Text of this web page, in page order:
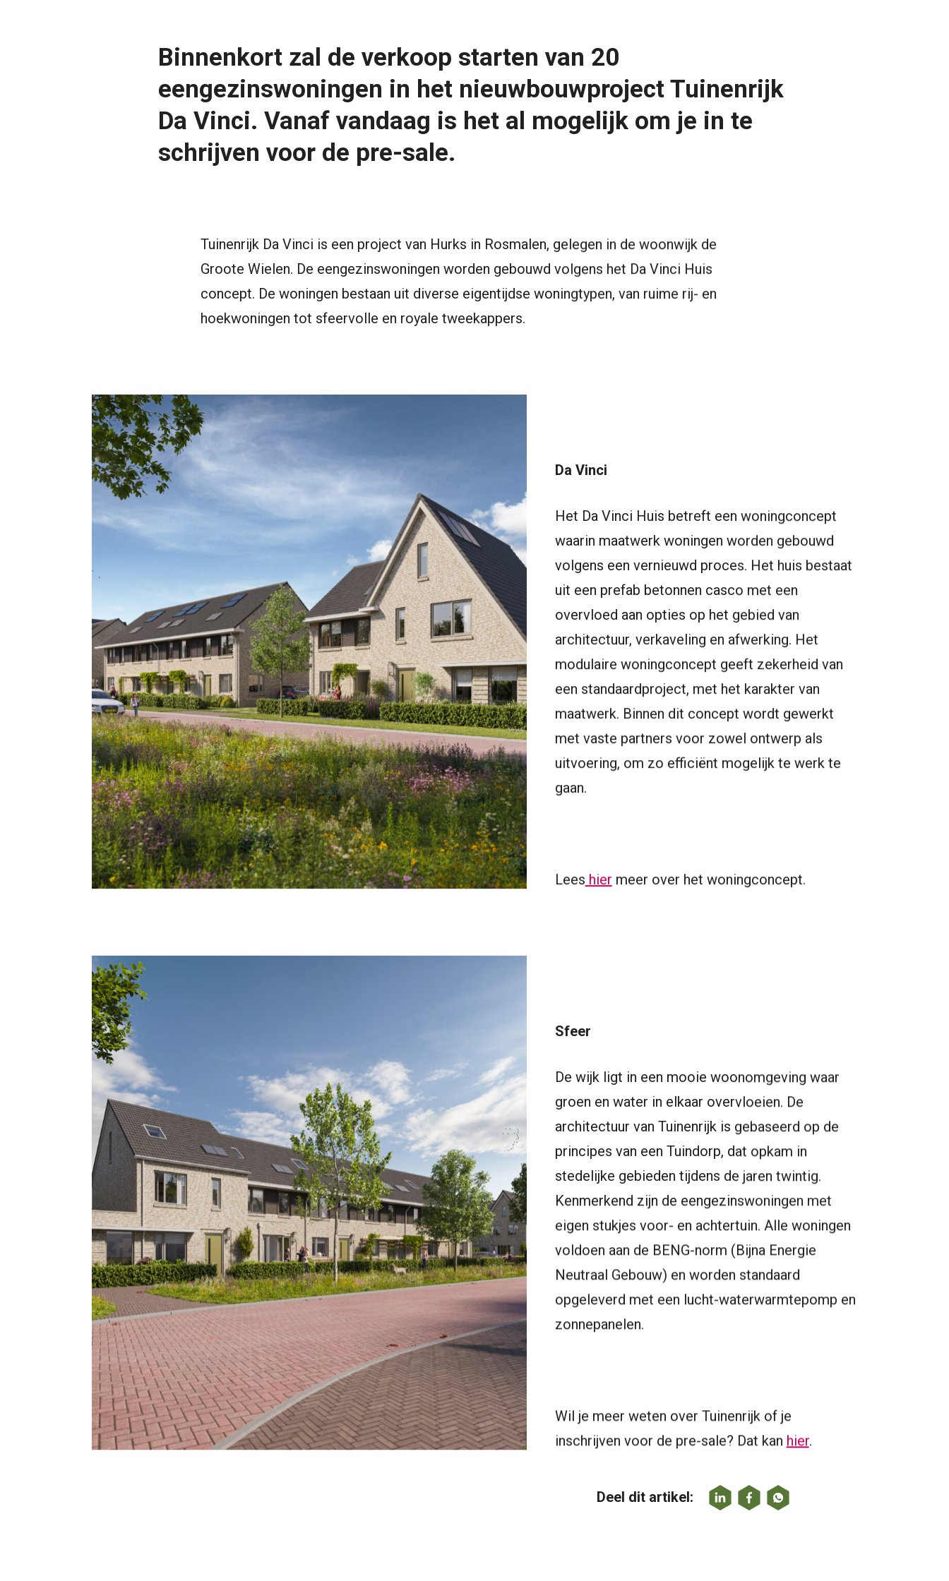
Binnenkort zal de verkoop starten van 20
eengezinswoningen in het nieuwbouwproject Tuinenrijk
Da Vinci. Vanaf vandaag is het al mogelijk om je in te
schrijven voor de pre-sale.
Tuinenrijk Da Vinci is een project van Hurks in Rosmalen, gelegen in de woonwijk de
Groote Wielen. De eengezinswoningen worden gebouwd volgens het Da Vinci Huis
concept. De woningen bestaan uit diverse eigentijdse woningtypen, van ruime rij- en
hoekwoningen tot sfeervolle en royale tweekappers.
Da Vinci
Het Da Vinci Huis betreft een woningconcept
waarin maatwerk woningen worden gebouwd
volgens een vernieuwd proces. Het huis bestaat
uit een prefab betonnen casco met een
overvloed aan opties op het gebied van
architectuur, verkaveling en afwerking. Het
modulaire woningconcept geeft zekerheid van
een standaardproject, met het karakter van
maatwerk. Binnen dit concept wordt gewerkt
met vaste partners voor zowel ontwerp als
uitvoering, om zo efficiënt mogelijk te werk te
gaan.
Lees hier meer over het woningconcept.
Sfeer
De wijk ligt in een mooie woonomgeving waar
groen en water in elkaar overvloeien. De
architectuur van Tuinenrijk is gebaseerd op de
principes van een Tuindorp, dat opkam in
stedelijke gebieden tijdens de jaren twintig.
Kenmerkend zijn de eengezinswoningen met
eigen stukjes voor- en achtertuin. Alle woningen
voldoen aan de BENG-norm (Bijna Energie
Neutraal Gebouw) en worden standaard
opgeleverd met een lucht-waterwarmtepomp en
zonnepanelen.
Wil je meer weten over Tuinenrijk of je
inschrijven voor de pre-sale? Dat kan hier.
Deel dit artikel: